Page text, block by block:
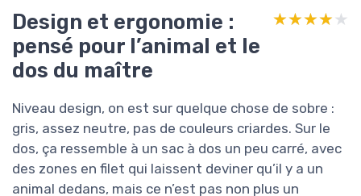
Design et ergonomie :
pensé pour l’animal et le
dos du maître
★★★★★
★★★★★
Niveau design, on est sur quelque chose de sobre :
gris, assez neutre, pas de couleurs criardes. Sur le
dos, ça ressemble à un sac à dos un peu carré, avec
des zones en filet qui laissent deviner qu’il y a un
animal dedans, mais ce n’est pas non plus un